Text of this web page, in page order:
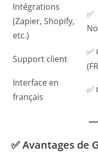
Intégrations
(Zapier, Shopify,
etc.)
✅
Support client
✅
Interface en
français
✅
✅ Avantages de